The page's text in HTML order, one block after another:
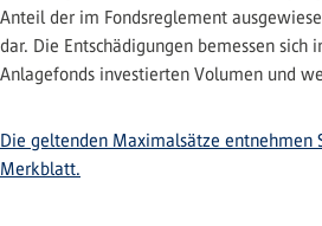
Anteil der im Fondsreglement
dar. Die Entschädigungen bemessen sich
Anlagefonds investierten Volumen und
Die geltenden Maximalsätze entnehmen
Merkblatt.